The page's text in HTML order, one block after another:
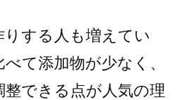
りする人も増えてい
て添加物が少なく、
整できる点が人気の理